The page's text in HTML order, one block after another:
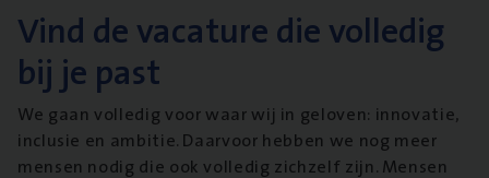
Vind de vacature die volledig
bij je past
We gaan volledig voor waar wij in geloven: innovatie,
inclusie en ambitie. Daarvoor hebben we nog meer
mensen nodig die ook volledig zichzelf zijn. Mensen